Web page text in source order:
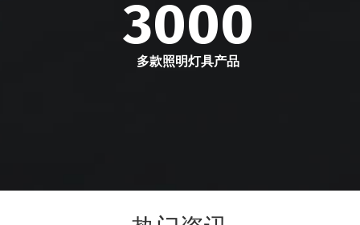
3000
多款照明灯具产品